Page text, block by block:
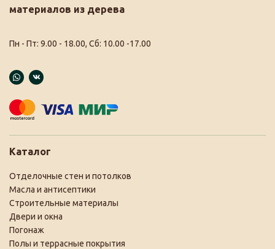
материалов из дерева
Пн - Пт: 9.00 - 18.00, Сб: 10.00 -17.00
Каталог
Отделочные стен и потолков
Масла и антисептики
Строительные материалы
Двери и окна
Погонаж
Полы и террасные покрытия